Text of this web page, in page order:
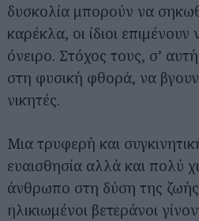
δυσκολία μπορούν να
καρέκλα, οι ίδιοι
όνειρο. Στόχος τους, σ’
στη φυσική φθορά, να
νικητές.
Μια τρυφερή και
ευαισθησία αλλά και πολύ
άνθρωπο στη δύση της ζωής
ηλικιωμένοι βετεράνοι